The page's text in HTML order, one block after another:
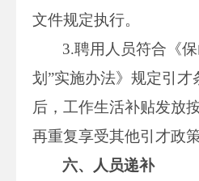
文件规定执行。
3.聘用人员符合《
划”实施办法》规定引才
后，工作生活补贴发放
再重复享受其他引才政策
六、人员递补